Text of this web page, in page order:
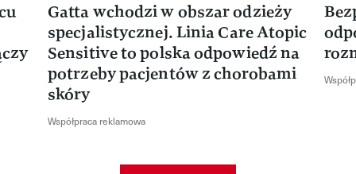
Gatta wchodzi w obszar odzieży
specjalistycznej. Linia Care Atopic
Sensitive to polska odpowiedź na
potrzeby pacjentów z chorobami
skóry
Współpraca reklamowa